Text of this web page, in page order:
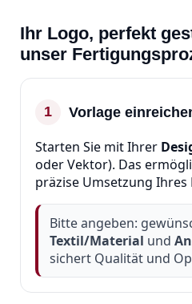
Ihr Logo, perfekt
unser
1 Vorlage
Starten Sie mit Ihrer
oder Vektor). Das
präzise Umsetzung Ihres
Bitte angeben:
Textil/Material und
sichert Qualität und